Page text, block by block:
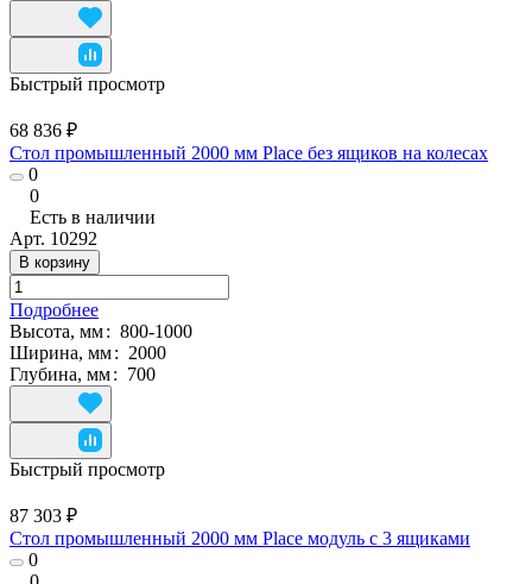
Быстрый просмотр
68 836 ₽
Стол промышленный 2000 мм Place без ящиков на колесах
0
0
Есть в наличии
Арт. 10292
В корзину
Подробнее
Высота, мм: 800-1000
Ширина, мм: 2000
Глубина, мм: 700
Быстрый просмотр
87 303 ₽
Стол промышленный 2000 мм Place модуль с 3 ящиками
0